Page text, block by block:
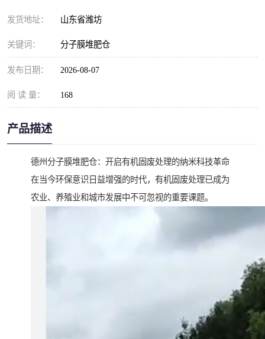
发货地址： 山东省潍坊
关键词： 分子膜堆肥仓
发布日期： 2026-08-07
阅 读 量： 168
产品描述
德州分子膜堆肥仓：开启有机固废处理的纳米科技革命
在当今环保意识日益增强的时代，有机固废处理已成为
农业、养殖业和城市发展中不可忽视的重要课题。